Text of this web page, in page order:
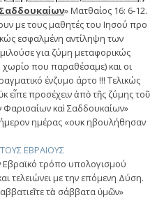
» Ματθαίος 16: 6-12.
με τους μαθητές του Ιησού προ
εσφαλμένη αντίληψη των
για ζύμη μεταφορικώς
που παραθέσαμε) και οι
ένζυμο άρτο !!! Τελικώς
εἶπε προσέχειν ἀπὸ τῆς ζύμης τοῦ
Φαρισαίων καὶ Σαδδουκαίων»
ημέρας «ουκ ηβουλήθησαν
ΕΒΡΑΙΟΥΣ
Εβραϊκό τρόπο υπολογισμού
τελειώνει με την επόμενη Δύση.
τὰ σάββατα ὑμῶν»